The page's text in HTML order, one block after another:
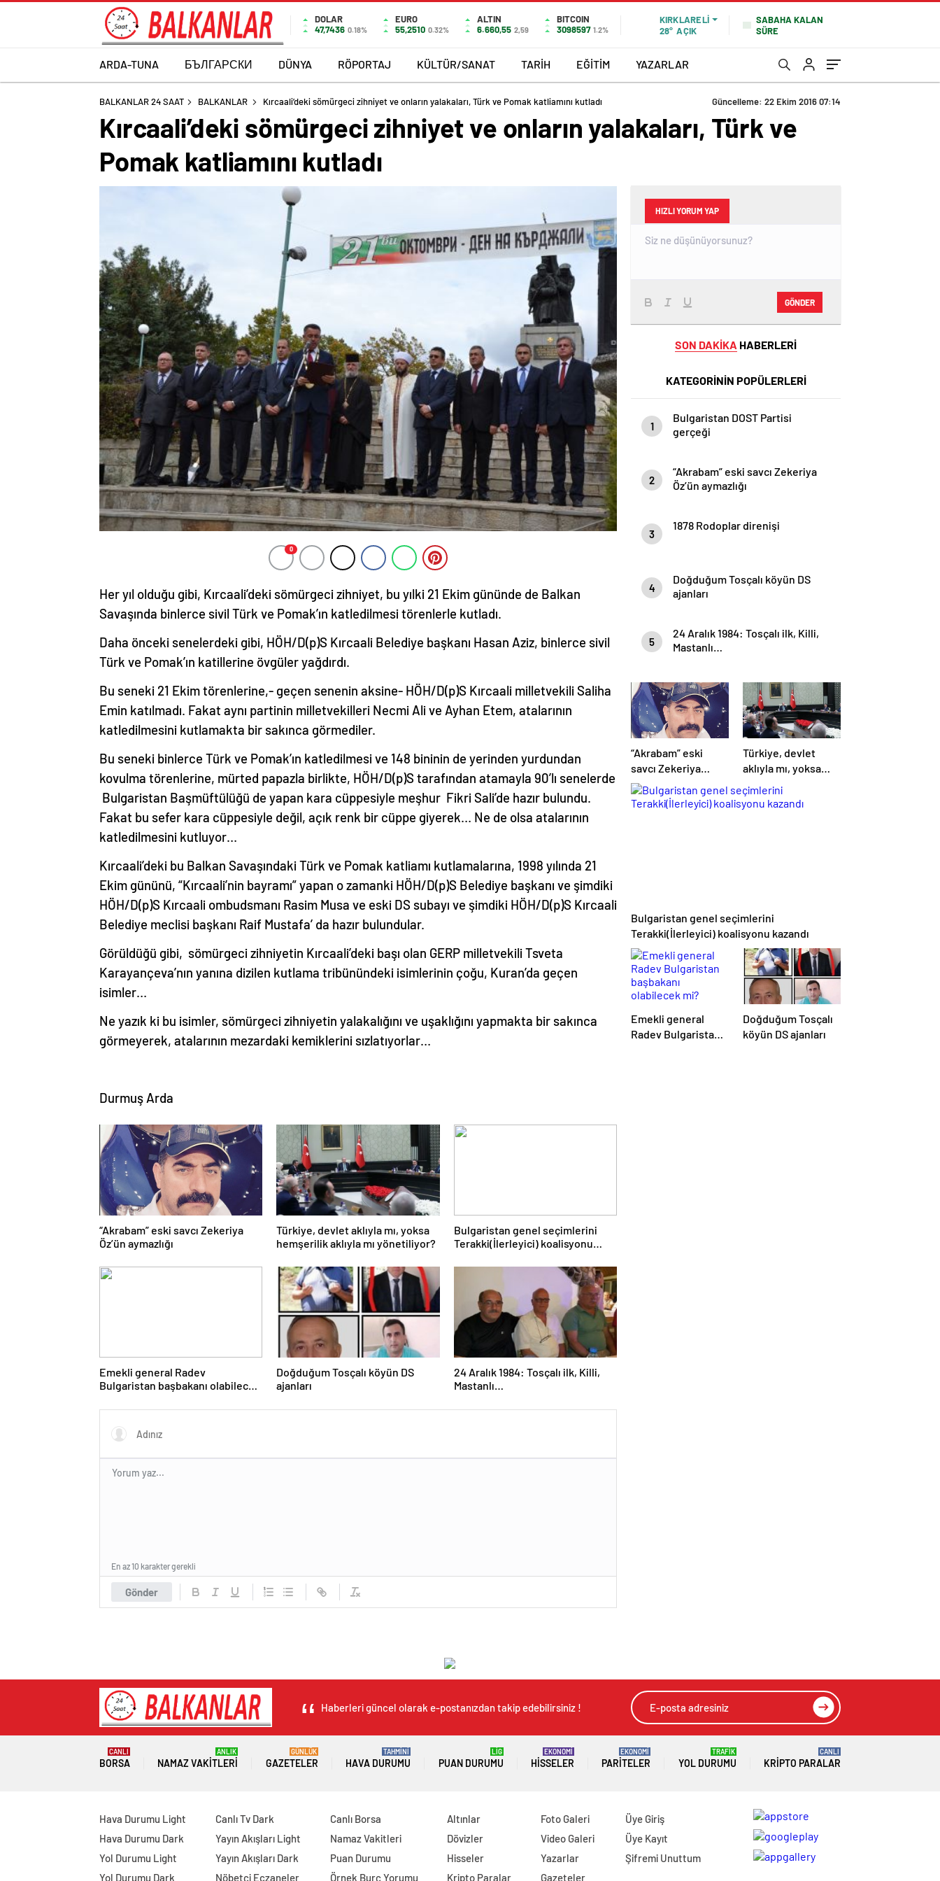
DOLAR
47,7436 0.18%
EURO
55,2510 0.32%
ALTIN
6.660,55 2,59
BITCOIN
3098597 1.2%
KIRKLARELI
28° AÇIK
SABAHA KALAN
SÜRE
ARDA-TUNA БЪЛГАРСКИ DÜNYA RÖPORTAJ KÜLTÜR/SANAT TARİH EĞİTİM YAZARLAR
BALKANLAR 24 SAAT BALKANLAR Kırcaali’deki sömürgeci zihniyet ve onların yalakaları, Türk ve Pomak katliamını kutladı Güncelleme: 22 Ekim 2016 07:14
Kırcaali’deki sömürgeci zihniyet ve onların yalakaları, Türk ve
Pomak katliamını kutladı
0
Her yıl olduğu gibi, Kırcaali’deki sömürgeci zihniyet, bu yılki 21 Ekim gününde de Balkan
Savaşında binlerce sivil Türk ve Pomak’ın katledilmesi törenlerle kutladı.
Daha önceki senelerdeki gibi, HÖH/D(p)S Kırcaali Belediye başkanı Hasan Aziz, binlerce sivil
Türk ve Pomak’ın katillerine övgüler yağdırdı.
Bu seneki 21 Ekim törenlerine,- geçen senenin aksine- HÖH/D(p)S Kırcaali milletvekili Saliha
Emin katılmadı. Fakat aynı partinin milletvekilleri Necmi Ali ve Ayhan Etem, atalarının
katledilmesini kutlamakta bir sakınca görmediler.
Bu seneki binlerce Türk ve Pomak’ın katledilmesi ve 148 bininin de yerinden yurdundan
kovulma törenlerine, mürted papazla birlikte, HÖH/D(p)S tarafından atamayla 90’lı senelerde
Bulgaristan Başmüftülüğü de yapan kara cüppesiyle meşhur Fikri Sali’de hazır bulundu.
Fakat bu sefer kara cüppesiyle değil, açık renk bir cüppe giyerek… Ne de olsa atalarının
katledilmesini kutluyor…
Kırcaali’deki bu Balkan Savaşındaki Türk ve Pomak katliamı kutlamalarına, 1998 yılında 21
Ekim gününü, “Kırcaali’nin bayramı” yapan o zamanki HÖH/D(p)S Belediye başkanı ve şimdiki
HÖH/D(p)S Kırcaali ombudsmanı Rasim Musa ve eski DS subayı ve şimdiki HÖH/D(p)S Kırcaali
Belediye meclisi başkanı Raif Mustafa’ da hazır bulundular.
Görüldüğü gibi, sömürgeci zihniyetin Kırcaali’deki başı olan GERP milletvekili Tsveta
Karayançeva’nın yanına dizilen kutlama tribünündeki isimlerinin çoğu, Kuran’da geçen
isimler…
Ne yazık ki bu isimler, sömürgeci zihniyetin yalakalığını ve uşaklığını yapmakta bir sakınca
görmeyerek, atalarının mezardaki kemiklerini sızlatıyorlar…
Durmuş Arda
“Akrabam” eski savcı Zekeriya
Öz’ün aymazlığı
Türkiye, devlet aklıyla mı, yoksa
hemşerilik aklıyla mı yönetiliyor?
Bulgaristan genel seçimlerini
Terakki(İlerleyici) koalisyonu
Emekli general Radev
Bulgaristan başbakanı olabilecek
Doğduğum Tosçalı köyün DS
ajanları
24 Aralık 1984: Tosçalı ilk, Killi,
Mastanlı…
Gönder
En az 10 karakter gerekli
HIZLI YORUM YAP
GÖNDER
SON DAKİKA HABERLERİ
KATEGORİNİN POPÜLERLERİ
1
Bulgaristan DOST Partisi
gerçeği
2
“Akrabam” eski savcı Zekeriya
Öz’ün aymazlığı
3
1878 Rodoplar direnişi
4
Doğduğum Tosçalı köyün DS
ajanları
5
24 Aralık 1984: Tosçalı ilk, Killi,
Mastanlı…
“Akrabam” eski
savcı Zekeriya
Öz’ün aymazlığı
Türkiye, devlet
aklıyla mı, yoksa
hemşerilik aklıyla
mı yönetiliyor?
Bulgaristan genel seçimlerini
Terakki(İlerleyici) koalisyonu kazandı
Emekli general
Radev Bulgaristan
Doğduğum Tosçalı
köyün DS ajanları
Haberleri güncel olarak e-postanızdan takip edebilirsiniz !
BORSA
CANLI
NAMAZ VAKITLERI
ANLIK
GAZETELER
GÜNLÜK
HAVA DURUMU
TAHMİNİ
PUAN DURUMU
LİG
HISSELER
EKONOMİ
PARITELER
EKONOMİ
YOL DURUMU
TRAFİK
KRIPTO PARALAR
CANLI
Hava Durumu Light
Hava Durumu Dark
Yol Durumu Light
Yol Durumu Dark
Canlı Tv Dark
Yayın Akışları Light
Yayın Akışları Dark
Nöbetçi Eczaneler
Canlı Borsa
Namaz Vakitleri
Puan Durumu
Örnek Burç Yorumu
Altınlar
Dövizler
Hisseler
Kripto Paralar
Foto Galeri
Video Galeri
Yazarlar
Gazeteler
Üye Giriş
Üye Kayıt
Şifremi Unuttum